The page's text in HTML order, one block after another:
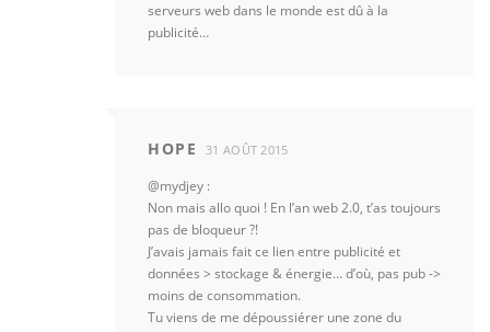
serveurs web dans le monde est dû à la
publicité…
HOPE 31 AOÛT 2015
@mydjey :
Non mais allo quoi ! En l’an web 2.0, t’as toujours
pas de bloqueur ?!
J’avais jamais fait ce lien entre publicité et
données > stockage & énergie… d’où, pas pub ->
moins de consommation.
Tu viens de me dépoussiérer une zone du